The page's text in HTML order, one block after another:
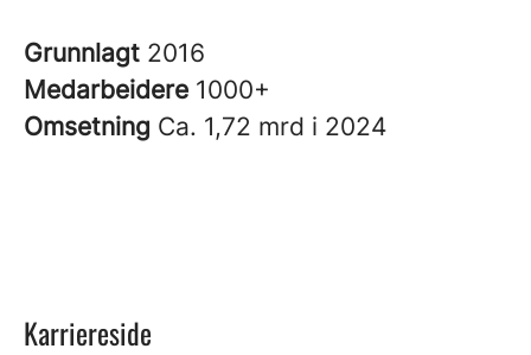
Grunnlagt 2016
Medarbeidere 1000+
Omsetning Ca. 1,72 mrd i 2024
Karriereside